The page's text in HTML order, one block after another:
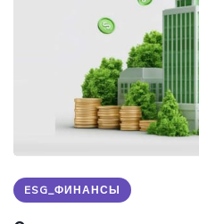
ESG_ФИНАНСЫ